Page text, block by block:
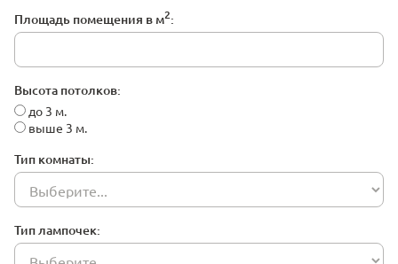
Площадь помещения в м2:
Высота потолков:
до 3 м.
выше 3 м.
Тип комнаты:
Тип лампочек: